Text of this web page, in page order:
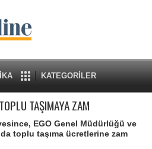
KATEGORİLER
TAŞIMAYA ZAM
EGO Genel Müdürlüğü ve
toplu taşıma ücretlerine zam